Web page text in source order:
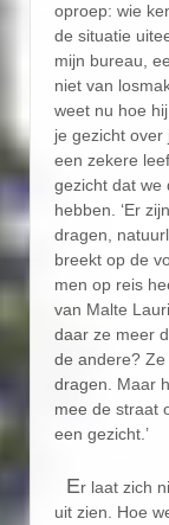
oproep: wie
de situatie
mijn bureau,
niet van
weet nu hoe
je gezicht
een zekere
gezicht dat we
hebben. ‘Er
dragen,
breekt op de
men op reis
van Malte
daar ze meer
de andere?
dragen. Maar
mee de straat
een gezicht.’
Er laat zich
uit zien. Hoe